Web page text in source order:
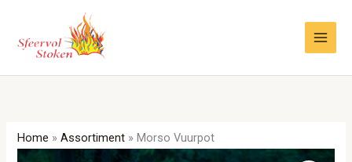
inhoud
Home »Assortiment » Morso Vuurpot